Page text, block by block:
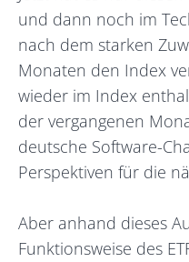
und dann noch im
nach dem starken
Monaten den Index
wieder im Index
der vergangenen
deutsche Software-
Perspektiven für die
Aber anhand dieses
Funktionsweise des